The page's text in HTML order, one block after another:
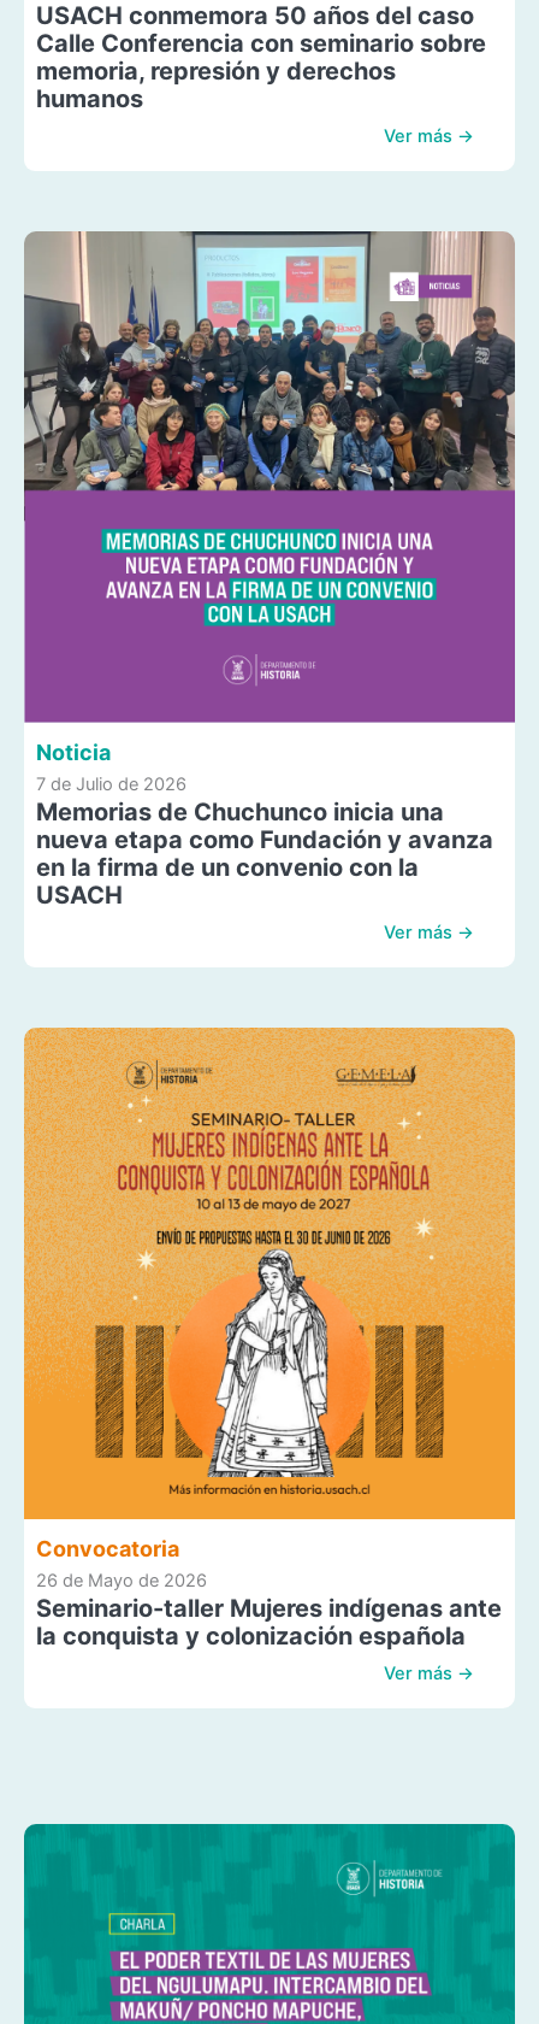
USACH conmemora 50 años del caso
Calle Conferencia con seminario sobre
memoria, represión y derechos
humanos
Ver más →
Noticia
7 de Julio de 2026
Memorias de Chuchunco inicia una
nueva etapa como Fundación y avanza
en la firma de un convenio con la
USACH
Ver más →
Convocatoria
26 de Mayo de 2026
Seminario-taller Mujeres indígenas ante
la conquista y colonización española
Ver más →